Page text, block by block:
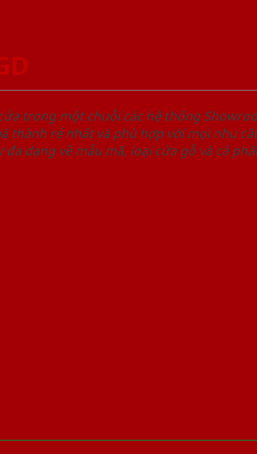
trong một chuỗi các hệ thống
rẻ nhất và phù hợp với mọi nhu
dạng về mẫu mã, loại cửa gỗ và cả